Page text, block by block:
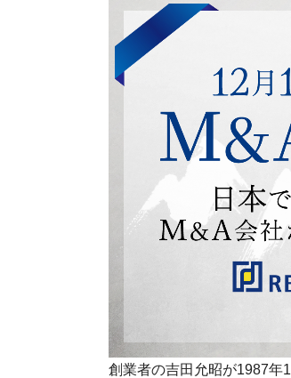
創業者の吉田允昭が1987年